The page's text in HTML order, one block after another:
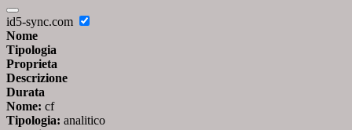
id5-sync.com
Nome
Tipologia
Proprieta
Descrizione
Durata
Nome: cf
Tipologia: analitico